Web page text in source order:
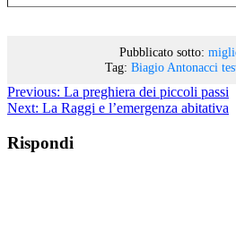
Pubblicato sotto:
Tag: Biagio Antonacci
Previous: La preghiera dei piccoli passi
Next: La Raggi e l’emergenza abitativa
Rispondi